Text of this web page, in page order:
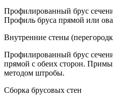
Профилированный брус
Профиль бруса прямой или
Внутренние стены
Профилированный брус
прямой с обеих сторон.
методом штробы.
Сборка брусовых стен